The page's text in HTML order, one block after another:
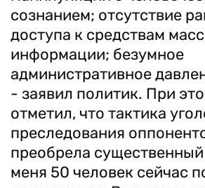
сознанием; отсутствие
доступа к средствам
информации; безумное
административное
- заявил политик. При
отметил, что тактика
преследования
преобрела
меня 50 человек сейчас